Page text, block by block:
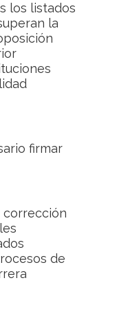
los listados
la
firmar
corrección
de